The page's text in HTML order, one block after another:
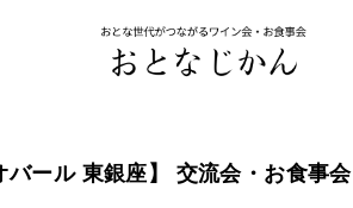
バール 東銀座】 交流会・お食事会